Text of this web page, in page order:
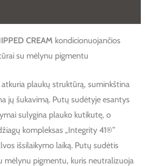
CREAM kondicionuojančios
su mėlynu pigmentu
atkuria plaukų struktūrą, suminkština
jų šukavimą. Putų sudėtyje esantys
sulygina plauko kutikutę, o
kompleksas „Integrity 41®”
išsilaikymo laiką. Putų sudėtis
mėlynu pigmentu, kuris neutralizuoja